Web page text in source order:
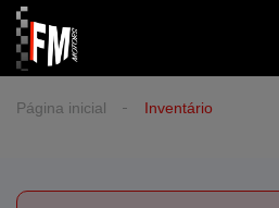
Página inicial Inventário